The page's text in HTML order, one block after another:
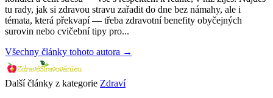
tu rady, jak si zdravou stravu zařadit do dne bez námahy, ale i
témata, která překvapí — třeba zdravotní benefity obyčejných
surovin nebo cvičební tipy pro...
Všechny články tohoto autora →
Další články z kategorie Zdraví